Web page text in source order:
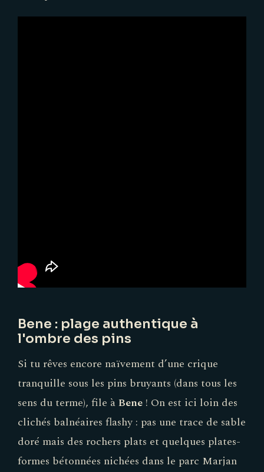
Bene : plage authentique à
l'ombre des pins
Si tu rêves encore naïvement d’une crique
tranquille sous les pins bruyants (dans tous les
sens du terme), file àBene ! On est ici loin des
clichés balnéaires flashy : pas une trace de sable
doré mais des rochers plats et quelques plates-
formes bétonnées nichées dans le parc Marjan